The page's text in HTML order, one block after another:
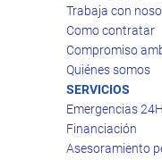
Trabaja con
Como contratar
Compromiso
Quiénes somos
SERVICIOS
Emergencias 24H
Financiación
Asesoramiento